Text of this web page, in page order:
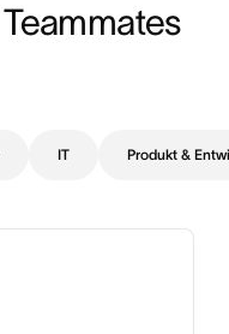
IT Produkt &